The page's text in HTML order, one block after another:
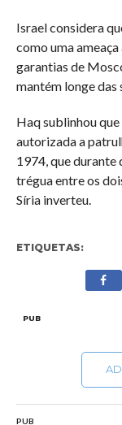
Israel considera
como uma
garantias de
mantém longe das
Haq sublinhou
autorizada a
1974, que durante
trégua entre os
Síria inverteu.
ETIQUETAS:
PUB
PUB